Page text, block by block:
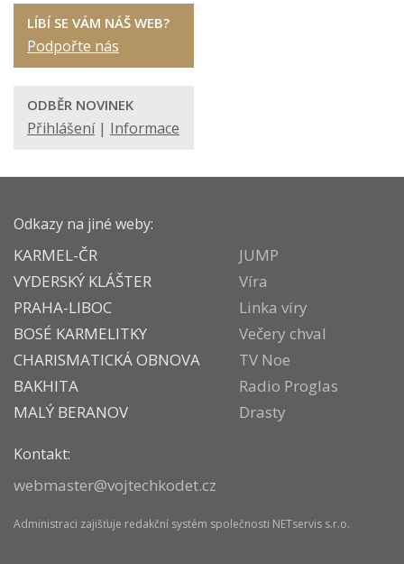
LÍBÍ SE VÁM NÁŠ WEB?
Podpořte nás
ODBĚR NOVINEK
Přihlášení| Informace
Odkazy na jiné weby:
KARMEL-ČR
VYDERSKÝ KLÁŠTER
PRAHA-LIBOC
BOSÉ KARMELITKY
CHARISMATICKÁ OBNOVA
BAKHITA
MALÝ BERANOV
JUMP
Víra
Linka víry
Večery chval
TV Noe
Radio Proglas
Drasty
Kontakt:
webmaster@vojtechkodet.cz
Administraci zajišťuje redakční systém společnosti NETservis s.r.o.